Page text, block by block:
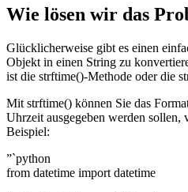
Wie lösen wir das
Glücklicherweise gibt es einen
Objekt in einen String zu
ist die strftime()-Methode oder die
Mit strftime() können Sie das
Uhrzeit ausgegeben werden sollen,
Beispiel:
”`python
from datetime import datetime